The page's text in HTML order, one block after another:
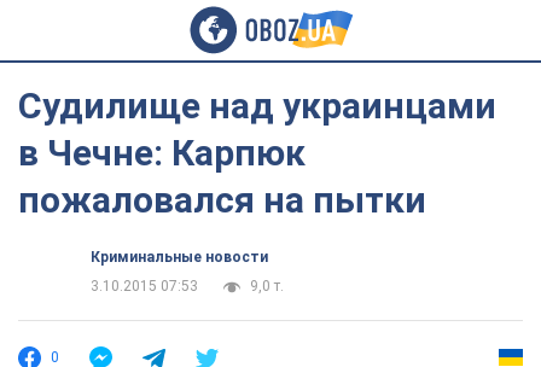
Судилище над украинцами
в Чечне: Карпюк
пожаловался на пытки
Криминальные новости
3.10.2015 07:53
9,0 т.
0